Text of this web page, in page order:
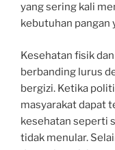
yang sering kali
kebutuhan pangan
Kesehatan fisik
berbanding lurus
bergizi. Ketika
masyarakat dapat
kesehatan seperti
tidak menular.